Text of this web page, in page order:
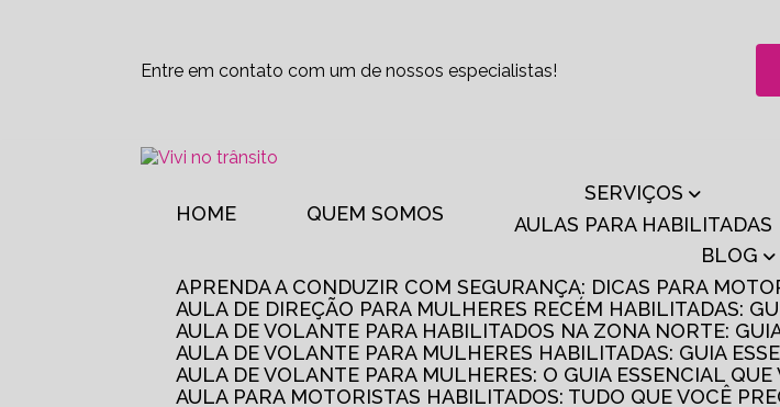
Entre em contato com um de nossos especialistas!
HOME QUEM SOMOS
SERVIÇOS
AULAS PARA HABILITADAS
BLOG
APRENDA A CONDUZIR COM SEGURANÇA: DICAS PARA
AULA DE DIREÇÃO PARA MULHERES RECÉM HABILITADAS:
AULA DE VOLANTE PARA HABILITADOS NA ZONA NORTE:
AULA DE VOLANTE PARA MULHERES HABILITADAS: GUIA
AULA DE VOLANTE PARA MULHERES: O GUIA ESSENCIAL QUE
AULA PARA MOTORISTAS HABILITADOS: TUDO QUE VOCÊ